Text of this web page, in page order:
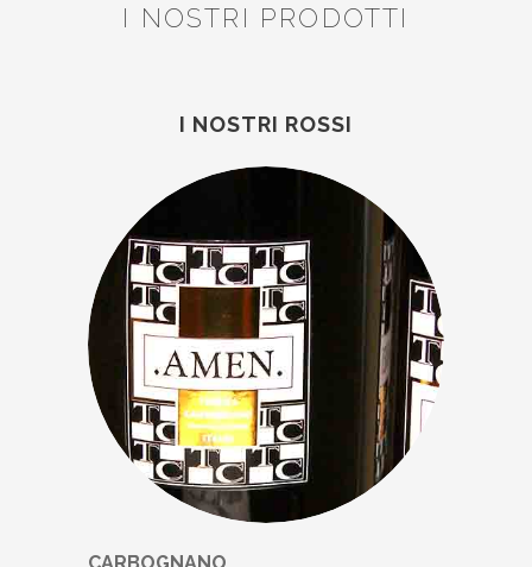
I NOSTRI PRODOTTI
I NOSTRI ROSSI